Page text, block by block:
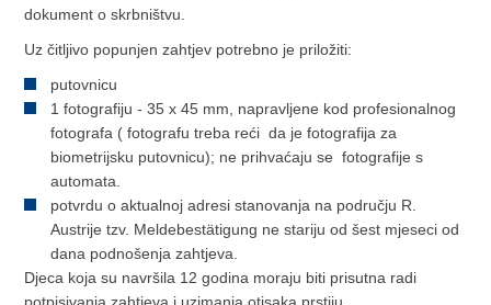
dokument o skrbništvu.
Uz čitljivo popunjen zahtjev potrebno je priložiti:
putovnicu
1 fotografiju - 35 x 45 mm, napravljene kod profesionalnog
fotografa ( fotografu treba reći da je fotografija za
biometrijsku putovnicu); ne prihvaćaju se fotografije s
automata.
potvrdu o aktualnoj adresi stanovanja na području R.
Austrije tzv. Meldebestätigung ne stariju od šest mjeseci od
dana podnošenja zahtjeva.
Djeca koja su navršila 12 godina moraju biti prisutna radi
potpisivanja zahtjeva i uzimanja otisaka prstiju.